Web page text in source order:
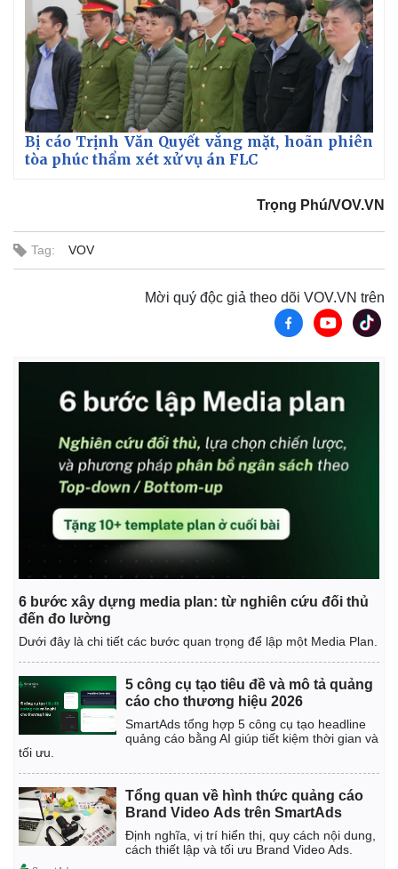
Bị cáo Trịnh Văn Quyết vắng mặt, hoãn phiên
tòa phúc thẩm xét xử vụ án FLC
Trọng Phú/VOV.VN
Tag: VOV
Mời quý độc giả theo dõi VOV.VN trên
6 bước xây dựng media plan: từ nghiên cứu đối thủ
đến đo lường
Dưới đây là chi tiết các bước quan trọng để lập một Media Plan.
5 công cụ tạo tiêu đề và mô tả quảng
cáo cho thương hiệu 2026
SmartAds tổng hợp 5 công cụ tạo headline
quảng cáo bằng AI giúp tiết kiệm thời gian và
tối ưu.
Tổng quan về hình thức quảng cáo
Brand Video Ads trên SmartAds
Định nghĩa, vị trí hiển thị, quy cách nội dung,
cách thiết lập và tối ưu Brand Video Ads.